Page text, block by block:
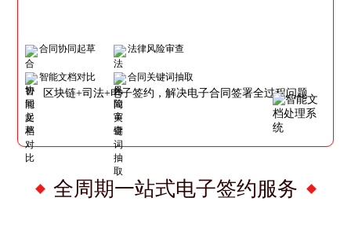
合同协同起草 法律风险审查
智能文档对比 合同关键词抽取
全周期一站式电子签约服务
区块链+司法+电子签约，解决电子合同签署全过程问题